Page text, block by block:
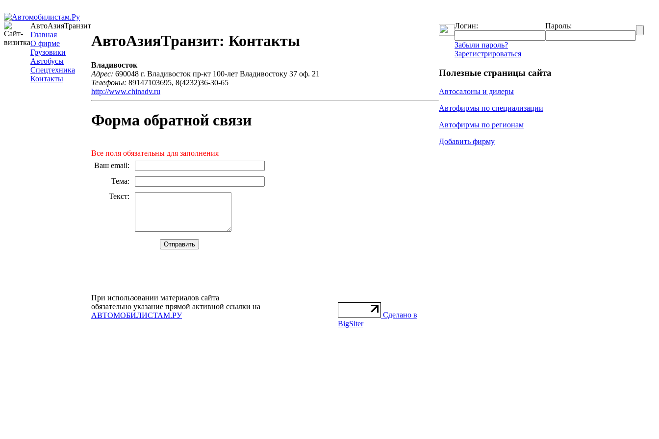
АвтоАзияТранзит
Главная
О фирме
Грузовики
Автобусы
Спецтехника
Контакты
АвтоАзияТранзит: Контакты
Владивосток
Адрес: 690048 г. Владивосток пр-кт 100-лет Владивостоку 37 оф. 21
Телефоны: 89147103695, 8(4232)36-30-65
http://www.chinadv.ru
Форма обратной связи
Все поля обязательны для заполнения
Ваш email:
Тема:
Текст:
При использовании материалов сайта
обязательно указание прямой активной ссылки на
АВТОМОБИЛИСТАМ.РУ
Сделано в
BigSiter
Логин: Пароль:
Забыли пароль?
Зарегистрироваться
Полезные страницы сайта
Автосалоны и дилеры
Автофирмы по специализации
Автофирмы по регионам
Добавить фирму